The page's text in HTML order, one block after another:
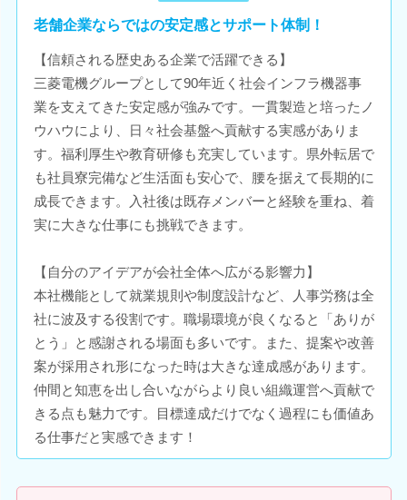
老舗企業ならではの安定感とサポート体制！
【信頼される歴史ある企業で活躍できる】
三菱電機グループとして90年近く社会インフラ機器事
業を支えてきた安定感が強みです。一貫製造と培ったノ
ウハウにより、日々社会基盤へ貢献する実感がありま
す。福利厚生や教育研修も充実しています。県外転居で
も社員寮完備など生活面も安心で、腰を据えて長期的に
成長できます。入社後は既存メンバーと経験を重ね、着
実に大きな仕事にも挑戦できます。
【自分のアイデアが会社全体へ広がる影響力】
本社機能として就業規則や制度設計など、人事労務は全
社に波及する役割です。職場環境が良くなると「ありが
とう」と感謝される場面も多いです。また、提案や改善
案が採用され形になった時は大きな達成感があります。
仲間と知恵を出し合いながらより良い組織運営へ貢献で
きる点も魅力です。目標達成だけでなく過程にも価値あ
る仕事だと実感できます！